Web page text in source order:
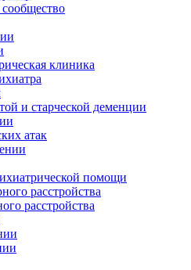
сообщество
клиника
и старческой деменции
атак
помощи
расстройства
расстройства